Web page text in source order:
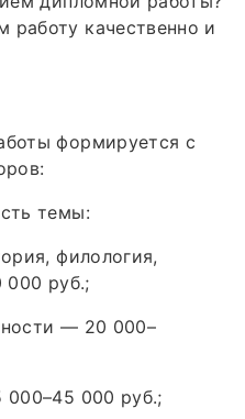
качественно и
формируется с
темы:
филология,
000 руб.;
— 20 000–
000 руб.;